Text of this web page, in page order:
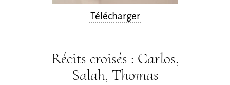
Télécharger
Récits croisés : Carlos,
Salah, Thomas